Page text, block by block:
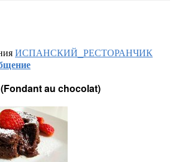
ИСПАНСКИЙ_РЕСТОРАНЧИК
au chocolat)